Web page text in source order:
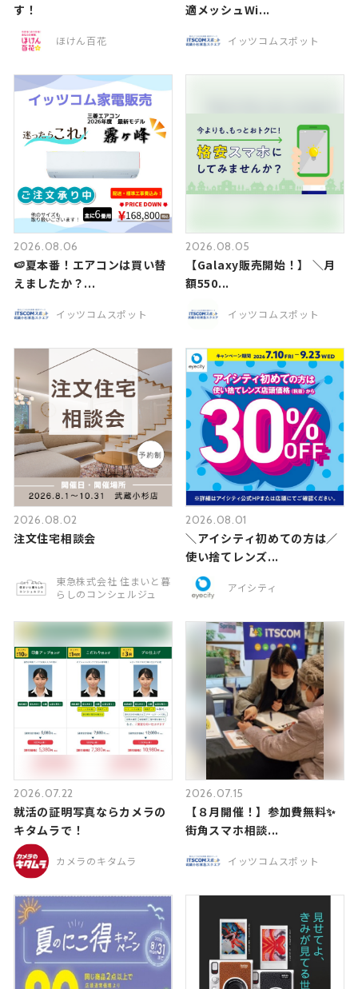
す！
ほけん百花
適メッシュWi...
イッツコムスポット
2026.08.06
🍉夏本番！エアコンは買い替
えましたか？...
イッツコムスポット
2026.08.05
【Galaxy販売開始！】 ＼月
額550...
イッツコムスポット
2026.08.02
注文住宅相談会
東急株式会社 住まいと暮
らしのコンシェルジュ
2026.08.01
＼アイシティ初めての方は／
使い捨てレンズ...
アイシティ
2026.07.22
就活の証明写真ならカメラの
キタムラで！
カメラのキタムラ
2026.07.15
【８月開催！】参加費無料✨
街角スマホ相談...
イッツコムスポット